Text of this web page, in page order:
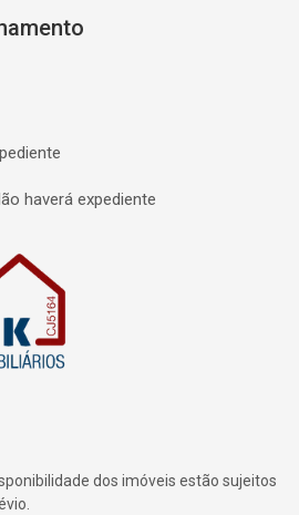
haverá expediente
dos imóveis estão sujeitos